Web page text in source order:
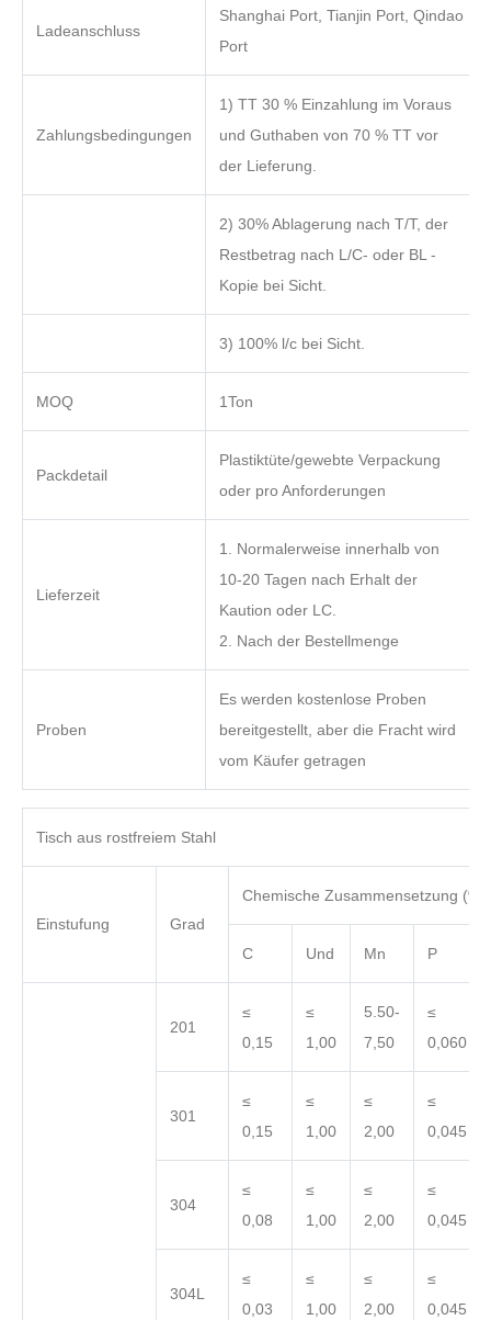
Ladeanschluss
Shanghai Port, Tianjin Port, Qindao
Port
Zahlungsbedingungen
1) TT 30 % Einzahlung im Voraus
und Guthaben von 70 % TT vor
der Lieferung.
2) 30% Ablagerung nach T/T, der
Restbetrag nach L/C- oder BL -
Kopie bei Sicht.
3) 100% l/c bei Sicht.
MOQ 1Ton
Packdetail
Plastiktüte/gewebte Verpackung
oder pro Anforderungen
Lieferzeit
1. Normalerweise innerhalb von
10-20 Tagen nach Erhalt der
Kaution oder LC.
2. Nach der Bestellmenge
Proben
Es werden kostenlose Proben
bereitgestellt, aber die Fracht wird
vom Käufer getragen
Tisch aus rostfreiem Stahl
Einstufung Grad
Chemische Zusammensetzung (%)
C Und Mn P
201
≤
0,15
≤
1,00
5.50-
7,50
≤
0,060
301
≤
0,15
≤
1,00
≤
2,00
≤
0,045
304
≤
0,08
≤
1,00
≤
2,00
≤
0,045
304L
≤
0,03
≤
1,00
≤
2,00
≤
0,045